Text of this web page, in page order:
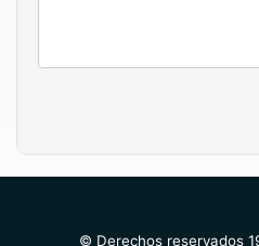
© Derechos reservados